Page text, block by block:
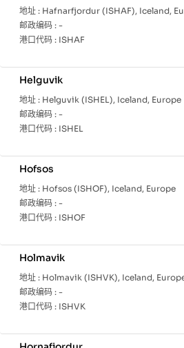
地址 : Hafnarfjordur (ISHAF), Iceland,
邮政编码 : -
港口代码 : ISHAF
Helguvik
地址 : Helguvik (ISHEL), Iceland, Europe
邮政编码 : -
港口代码 : ISHEL
Hofsos
地址 : Hofsos (ISHOF), Iceland, Europe
邮政编码 : -
港口代码 : ISHOF
Holmavik
地址 : Holmavik (ISHVK), Iceland,
邮政编码 : -
港口代码 : ISHVK